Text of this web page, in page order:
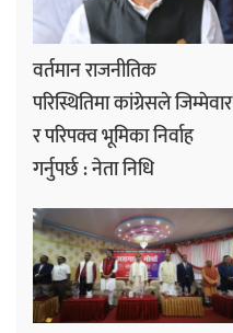
वर्तमान राजनीतिक
परिस्थितिमा कांग्रेसले जिम्मेवार
र परिपक्व भूमिका निर्वाह
गर्नुपर्छ : नेता निधि